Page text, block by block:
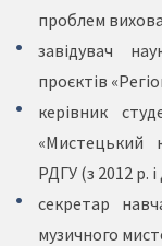
проблем
завідувач
проєктів
керівник
«Мистецький
РДГУ (з 2012 р.
секретар
музичного